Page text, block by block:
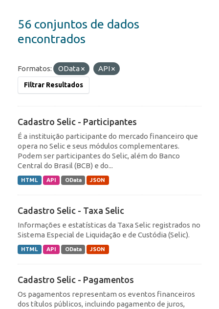
56 conjuntos de dados
encontrados
Formatos: OData API
Filtrar Resultados
Cadastro Selic - Participantes
É a instituição participante do mercado financeiro que
opera no Selic e seus módulos complementares.
Podem ser participantes do Selic, além do Banco
Central do Brasil (BCB) e do...
HTML API OData JSON
Cadastro Selic - Taxa Selic
Informações e estatísticas da Taxa Selic registrados no
Sistema Especial de Liquidação e de Custódia (Selic).
HTML API OData JSON
Cadastro Selic - Pagamentos
Os pagamentos representam os eventos financeiros
dos títulos públicos, incluindo pagamento de juros,